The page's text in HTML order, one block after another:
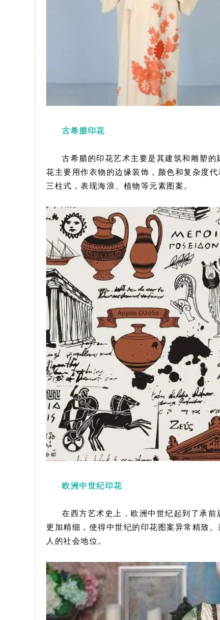
古希腊印花
古希腊的印花艺术主要是其建筑和雕塑
花主要用作衣物的边缘装饰，颜色和复杂度
三柱式，表现海浪、植物等元素图案。
欧洲中世纪印花
在西方艺术史上，欧洲中世纪起到了承
更加精细，使得中世纪的印花图案异常精致
人的社会地位。